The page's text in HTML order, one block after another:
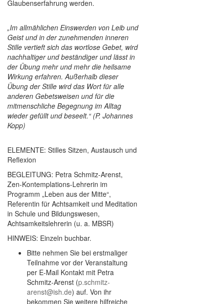
Glaubenserfahrung werden.
„Im allmählichen Einswerden von Leib und
Geist und in der zunehmenden inneren
Stille vertieft sich das wortlose Gebet, wird
nachhaltiger und beständiger und lässt in
der Übung mehr und mehr die heilsame
Wirkung erfahren. Außerhalb dieser
Übung der Stille wird das Wort für alle
anderen Gebetsweisen und für die
mitmenschliche Begegnung im Alltag
wieder gefüllt und beseelt.“ (P. Johannes
Kopp)
ELEMENTE: Stilles Sitzen, Austausch und
Reflexion
BEGLEITUNG: Petra Schmitz-Arenst,
Zen-Kontemplations-Lehrerin im
Programm „Leben aus der Mitte“,
Referentin für Achtsamkeit und Meditation
in Schule und Bildungswesen,
Achtsamkeitslehrerin (u. a. MBSR)
HINWEIS: Einzeln buchbar.
Bitte nehmen Sie bei erstmaliger
Teilnahme vor der Veranstaltung
per E-Mail Kontakt mit Petra
Schmitz-Arenst (p.schmitz-
arenst@ish.de) auf. Von ihr
bekommen Sie weitere hilfreiche